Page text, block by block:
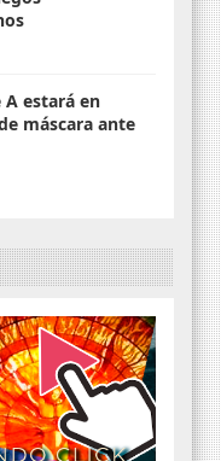
A estará en